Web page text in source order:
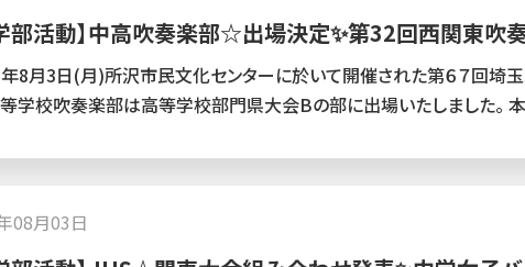
部活動】中高吹奏楽部☆出場決定✨第32回西関東吹
8月3日(月)所沢市民文化センターに於いて開催された第６７回埼
校吹奏楽部は高等学校部門県大会Bの部に出場いたしました。 本日の県大会B部門14番目に演奏さ
が出来ました。 演奏する一人ひとりの心がひとつになり日々の練
08月03日